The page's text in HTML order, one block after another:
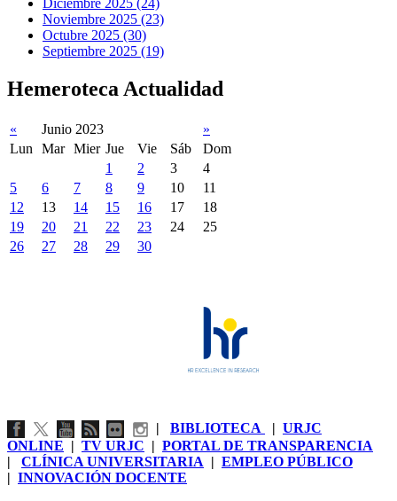
Noviembre 2025 (23)
Octubre 2025 (30)
Septiembre 2025 (19)
Hemeroteca Actualidad
« Junio 2023
»
Lun
Mar Mier Jue Vie Sáb
Dom
1
2 3
4
5
6 7 8 9 10
11
12
13 14 15 16 17
18
19
20 21 22 23 24
25
26
27 28 29 30
| BIBLIOTECA | URJC
ONLINE | TV URJC | PORTAL DE TRANSPARENCIA
| CLÍNICA UNIVERSITARIA | EMPLEO PÚBLICO
| INNOVACIÓN DOCENTE